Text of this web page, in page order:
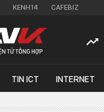
KENH14 CAFEBIZ
TIN ICT INTERNET